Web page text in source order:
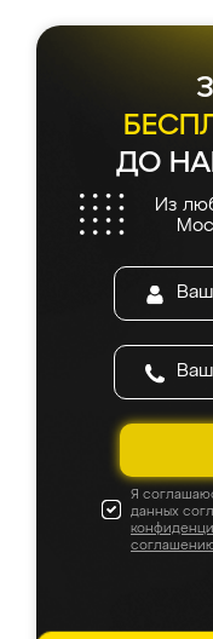
ДО
Из
Я
данных